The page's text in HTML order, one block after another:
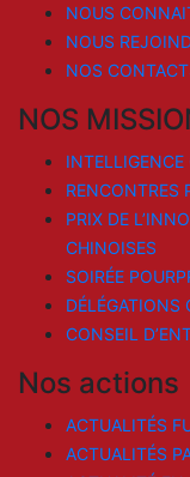
NOUS
NOUS
NOS
NOS
RENCONTRES
PRIX DE
CHINOISES
SOIRÉE
DÉLÉGATIONS
CONSEIL
Nos actions
ACTUALITÉS
ACTUALITÉS